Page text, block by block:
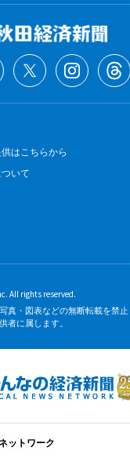
はこちらから
いて
All rights reserved.
真・図表などの無断転載を禁
者に属します。
ットワーク